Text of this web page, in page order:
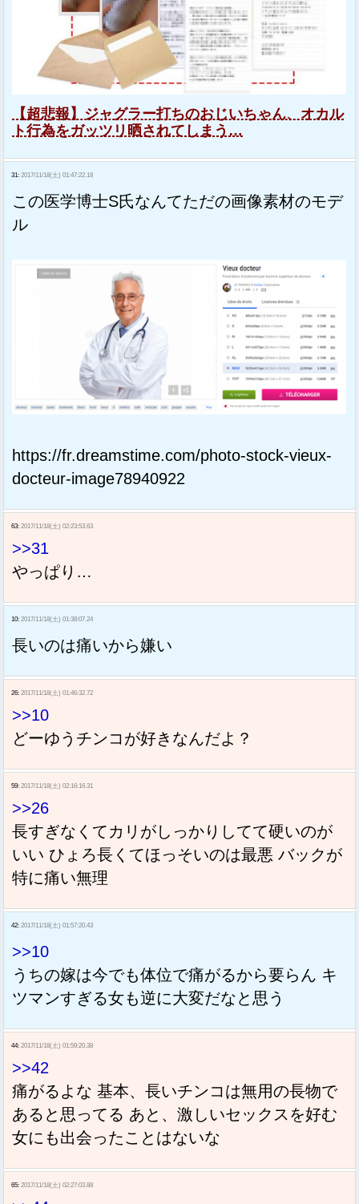
【超悲報】ジャグラー打ちのおじいちゃん、オカル
ト行為をガッツリ晒されてしまう…
31: 2017/11/18(土) 01:47:22.18
この医学博士S氏なんてただの画像素材のモデ
ル
https://fr.dreamstime.com/photo-stock-vieux-
docteur-image78940922
63: 2017/11/18(土) 02:23:53.63
>>31
やっぱり…
10: 2017/11/18(土) 01:38:07.24
長いのは痛いから嫌い
26: 2017/11/18(土) 01:46:32.72
>>10
どーゆうチンコが好きなんだよ？
59: 2017/11/18(土) 02:16:16.31
>>26
長すぎなくてカリがしっかりしてて硬いのが
いい ひょろ長くてほっそいのは最悪 バックが
特に痛い無理
42: 2017/11/18(土) 01:57:20.43
>>10
うちの嫁は今でも体位で痛がるから要らん キ
ツマンすぎる女も逆に大変だなと思う
44: 2017/11/18(土) 01:59:20.38
>>42
痛がるよな 基本、長いチンコは無用の長物で
あると思ってる あと、激しいセックスを好む
女にも出会ったことはないな
65: 2017/11/18(土) 02:27:03.88